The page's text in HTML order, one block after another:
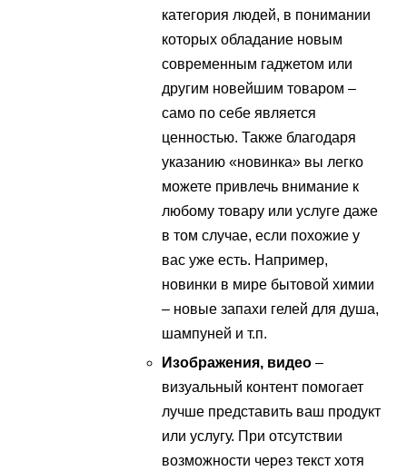
категория людей, в понимании
которых обладание новым
современным гаджетом или
другим новейшим товаром –
само по себе является
ценностью. Также благодаря
указанию «новинка» вы легко
можете привлечь внимание к
любому товару или услуге даже
в том случае, если похожие у
вас уже есть. Например,
новинки в мире бытовой химии
– новые запахи гелей для душа,
шампуней и т.п.
Изображения, видео –
визуальный контент помогает
лучше представить ваш продукт
или услугу. При отсутствии
возможности через текст хотя